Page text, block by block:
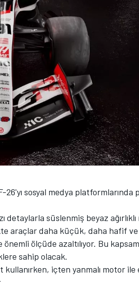
sosyal medya platformlarında
detaylarla süslenmiş beyaz
araçlar daha küçük, daha hafif
ölçüde azaltılıyor. Bu
sahip olacak.
içten yanmalı motor